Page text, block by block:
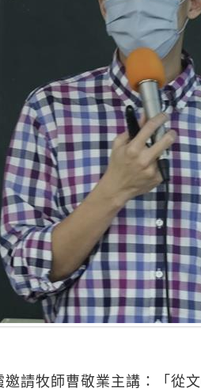
請牧師曹敬業主講：「從